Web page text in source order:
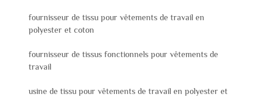
fournisseur de tissu pour vêtements de travail en
polyester et coton
fournisseur de tissus fonctionnels pour vêtements de
travail
usine de tissu pour vêtements de travail en polyester et